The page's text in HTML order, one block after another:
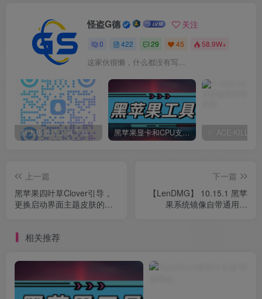
怪盗G德 关注
0 422 29 45 58.9W+
这家伙很懒，什么都没有写...
新太极激活工具下载/教程/充值/开户(QQ交流群号749113977) 黑苹果显卡和CPU支持情况以及购买硬件防踩坑指南
上一篇
黑苹果四叶草Clover引导，
更换启动界面主题皮肤的方
下一篇
【LenDMG】 10.15.1 黑苹
果系统镜像自带通用版
相关推荐